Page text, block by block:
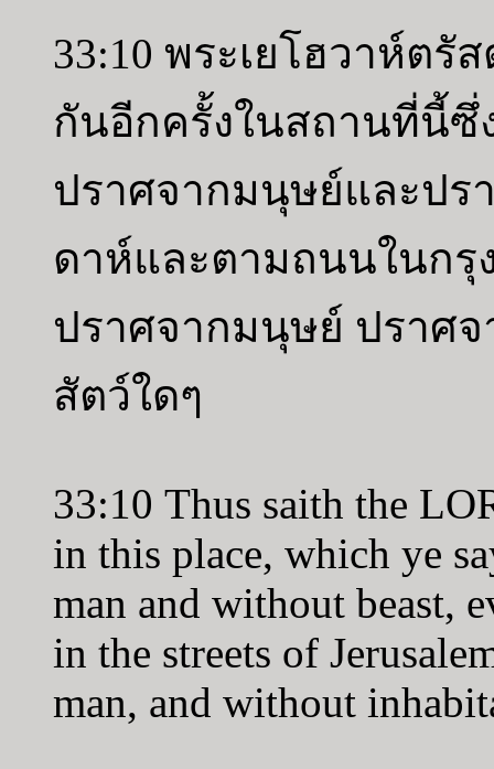
33:10 พระเยโฮวาห์ตรั
กันอีกครั้งในสถานที่นี้ซึ่
ปราศจากมนุษย์และปร
ดาห์และตามถนนในกรุ
ปราศจากมนุษย์ ปราศ
สัตว์ใดๆ
33:10 Thus saith the
in this place, which ye
man and without beast,
in the streets of
man, and without